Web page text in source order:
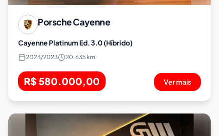
PorscheCayenne
Cayenne Platinum Ed. 3.0 (Híbrido)
2023/2023 20.635 km
R$ 580.000,00 Ver mais